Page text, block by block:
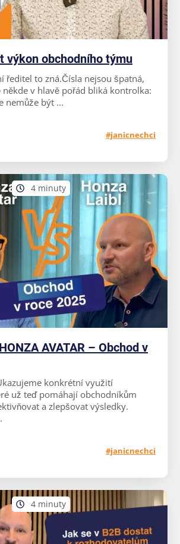
výkon obchodního týmu
ředitel to zná.Čísla nejsou špatná,
v hlavě pořád bliká kontrolka:
nemůže být ...
#janicnechci
4 minuty
AVATAR – Obchod v
konkrétní využití
už teď pomáhají obchodníkům
a zlepšovat výsledky.
#janicnechci
4 minuty